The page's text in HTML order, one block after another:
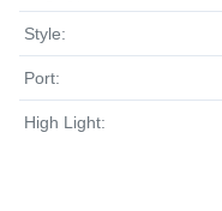
Style:
Port:
High Light: